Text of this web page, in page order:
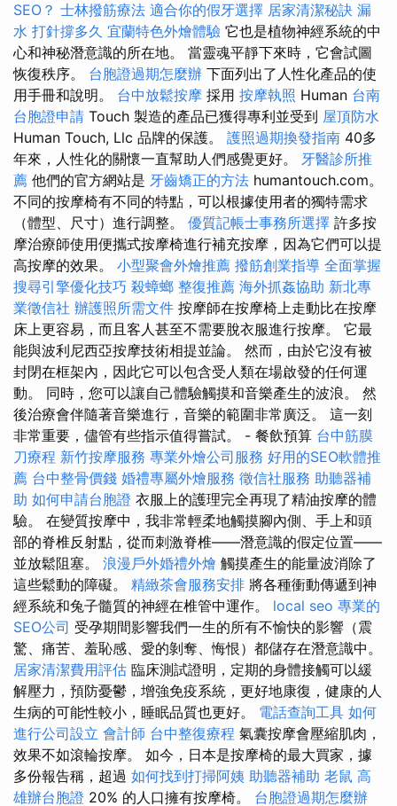
SEO？ 士林撥筋療法 適合你的假牙選擇 居家清潔秘訣 漏
水 打針撐多久 宜蘭特色外燴體驗 它也是植物神經系統的中
心和神秘潛意識的所在地。 當靈魂平靜下來時，它會試圖
恢復秩序。 台胞證過期怎麼辦 下面列出了人性化產品的使
用手冊和說明。 台中放鬆按摩 採用 按摩執照 Human 台南
台胞證申請 Touch 製造的產品已獲得專利並受到 屋頂防水
Human Touch, Llc 品牌的保護。 護照過期換發指南 40多
年來，人性化的關懷一直幫助人們感覺更好。 牙醫診所推
薦 他們的官方網站是 牙齒矯正的方法 humantouch.com。
不同的按摩椅有不同的特點，可以根據使用者的獨特需求
（體型、尺寸）進行調整。 優質記帳士事務所選擇 許多按
摩治療師使用便攜式按摩椅進行補充按摩，因為它們可以提
高按摩的效果。 小型聚會外燴推薦 撥筋創業指導 全面掌握
搜尋引擎優化技巧 殺蟑螂 整復推薦 海外抓姦協助 新北專
業徵信社 辦護照所需文件 按摩師在按摩椅上走動比在按摩
床上更容易，而且客人甚至不需要脫衣服進行按摩。 它最
能與波利尼西亞按摩技術相提並論。 然而，由於它沒有被
封閉在框架內，因此它可以包含受人類在場啟發的任何運
動。 同時，您可以讓自己體驗觸摸和音樂產生的波浪。 然
後治療會伴隨著音樂進行，音樂的範圍非常廣泛。 這一刻
非常重要，儘管有些指示值得嘗試。 - 餐飲預算 台中筋膜
刀療程 新竹按摩服務 專業外燴公司服務 好用的SEO軟體推
薦 台中整骨價錢 婚禮專屬外燴服務 徵信社服務 助聽器補
助 如何申請台胞證 衣服上的護理完全再現了精油按摩的體
驗。 在變質按摩中，我非常輕柔地觸摸腳內側、手上和頭
部的脊椎反射點，從而刺激脊椎——潛意識的假定位置——
並放鬆阻塞。 浪漫戶外婚禮外燴 觸摸產生的能量波消除了
這些鬆動的障礙。 精緻茶會服務安排 將各種衝動傳遞到神
經系統和兔子髓質的神經在椎管中運作。 local seo 專業的
SEO公司 受孕期間影響我們一生的所有不愉快的影響（震
驚、痛苦、羞恥感、愛的剝奪、悔恨）都儲存在潛意識中。
居家清潔費用評估 臨床測試證明，定期的身體接觸可以緩
解壓力，預防憂鬱，增強免疫系統，更好地康復，健康的人
生病的可能性較小，睡眠品質也更好。 電話查詢工具 如何
進行公司設立 會計師 台中整復療程 氣囊按摩會壓縮肌肉，
效果不如滾輪按摩。 如今，日本是按摩椅的最大買家，據
多份報告稱，超過 如何找到打掃阿姨 助聽器補助 老鼠 高
雄辦台胞證 20% 的人口擁有按摩椅。 台胞證過期怎麼辦